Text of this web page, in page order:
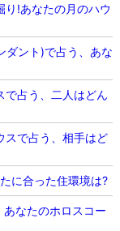
り!あなたの月のハウ
ダント)で占う、あな
で占う、二人はどん
スで占う、相手はど
に合った住環境は?
あなたのホロスコー